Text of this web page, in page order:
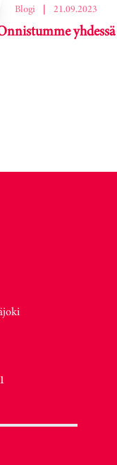
Blogi | 21.09.2023
yhdessä